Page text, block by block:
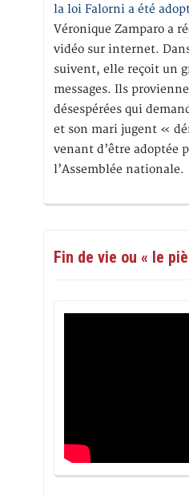
la loi Falorni a été
Véronique Zamparo a
vidéo sur internet.
suivent, elle reçoit un
messages. Ils
désespérées qui
et son mari jugent «
venant d’être adoptée
l’Assemblée nationale.
Fin de vie ou « le